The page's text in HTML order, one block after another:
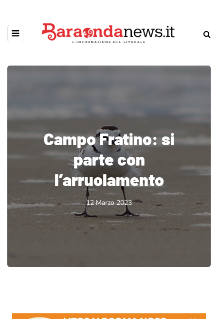
Campo Fratino: si
parte con
l’arruolamento
12 Marzo 2023